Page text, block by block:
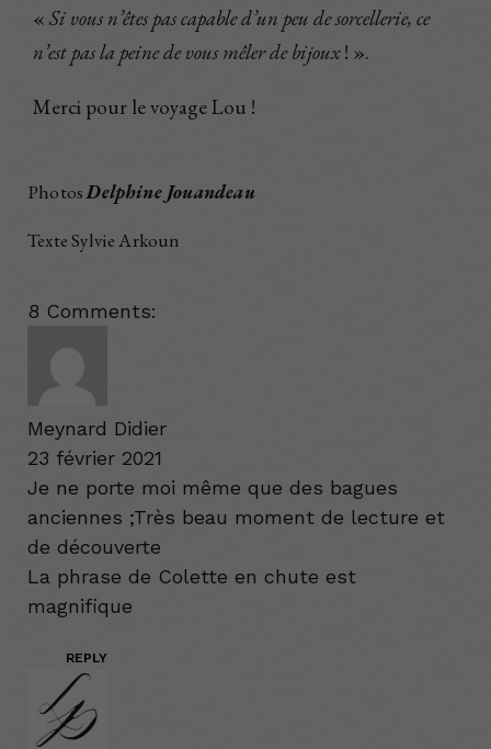
« Si vous n’êtes pas capable d’un peu de sorcellerie, ce
n’est pas la peine de vous mêler de bijoux! ».
Merci pour le voyage Lou !
PhotosDelphine Jouandeau
Texte Sylvie Arkoun
8 Comments:
Meynard Didier
23 février 2021
Je ne porte moi même que des bagues
anciennes ;Très beau moment de lecture et
de découverte
La phrase de Colette en chute est
magnifique
REPLY